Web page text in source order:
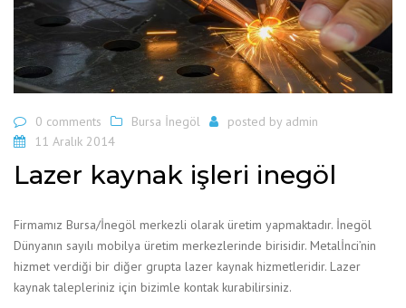
0 comments Bursa İnegöl posted by admin
11 Aralık 2014
Lazer kaynak işleri inegöl
Firmamız Bursa/İnegöl merkezli olarak üretim yapmaktadır. İnegöl
Dünyanın sayılı mobilya üretim merkezlerinde birisidir. Metalİnci’nin
hizmet verdiği bir diğer grupta lazer kaynak hizmetleridir. Lazer
kaynak talepleriniz için bizimle kontak kurabilirsiniz.